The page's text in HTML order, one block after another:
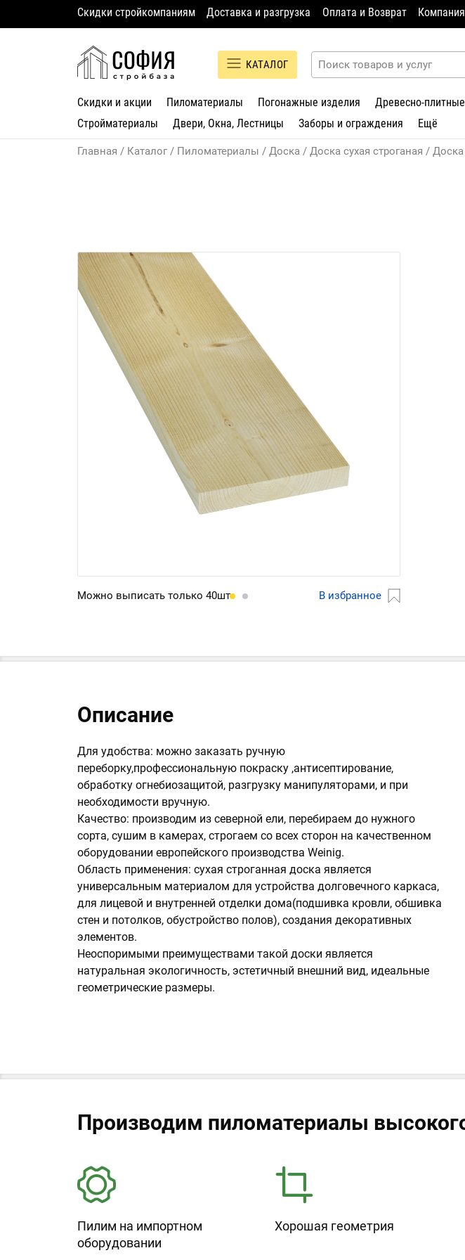
Скидки стройкомпаниям Доставка и разгрузка Оплата и Возврат Компания
КАТАЛОГ
Скидки и акции Пиломатериалы Погонажные изделия Древесно-
Стройматериалы
Двери, Окна, Лестницы Заборы и ограждения Ещё
Главная Каталог Пиломатериалы Доска Доска сухая строганая Доска
Можно выписать только 40шт В избранное
Описание
Для удобства: можно заказать ручную
переборку,профессиональную покраску ,антисептирование,
обработку огнебиозащитой, разгрузку манипуляторами, и при
необходимости вручную.
Качество: производим из северной ели, перебираем до нужного
сорта, сушим в камерах, строгаем со всех сторон на качественном
оборудовании европейского производства Weinig.
Область применения: сухая строганная доска является
универсальным материалом для устройства долговечного каркаса,
для лицевой и внутренней отделки дома(подшивка кровли, обшивка
стен и потолков, обустройство полов), создания декоративных
элементов.
Неоспоримыми преимуществами такой доски является
натуральная экологичность, эстетичный внешний вид, идеальные
геометрические размеры.
Производим пиломатериалы
Пилим на импортном
оборудовании
Хорошая геометрия